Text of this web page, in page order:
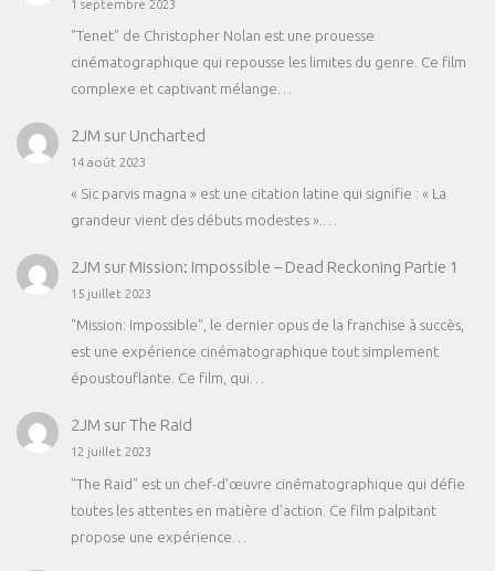
1 septembre 2023
"Tenet" de Christopher Nolan est une prouesse
cinématographique qui repousse les limites du genre. Ce film
complexe et captivant mélange…
2JM sur Uncharted
14 août 2023
« Sic parvis magna » est une citation latine qui signifie : « La
grandeur vient des débuts modestes ».…
2JM sur Mission: Impossible – Dead Reckoning Partie 1
15 juillet 2023
"Mission: Impossible", le dernier opus de la franchise à succès,
est une expérience cinématographique tout simplement
époustouflante. Ce film, qui…
2JM surThe Raid
12 juillet 2023
"The Raid" est un chef-d'œuvre cinématographique qui défie
toutes les attentes en matière d'action. Ce film palpitant
propose une expérience…